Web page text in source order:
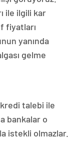
ile ilgili kar
fiyatları
yanında
gelme
talebi ile
bankalar o
istekli olmazlar.